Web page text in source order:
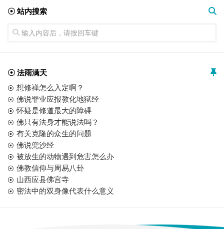
☉ 站内搜索
☉ 法雨满天
想修禅怎么入定啊？
佛说罪业应报教化地狱经
怀疑是修道最大的障碍
佛只有法身才能说法吗？
有关克隆的众生的问题
佛说兜沙经
被放生的动物遇到危害怎么办
佛教信仰与周易八卦
山西应县佛宫寺
密法中的双身像代表什么意义